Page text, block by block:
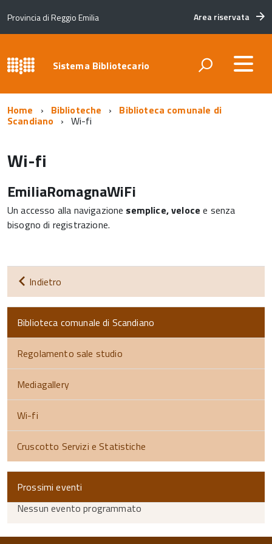
Provincia di Reggio Emilia Area riservata
Sistema Bibliotecario
Home Biblioteche Biblioteca comunale di
Scandiano Wi-fi
Wi-fi
EmiliaRomagnaWiFi
Un accesso alla navigazione semplice, veloce e senza
bisogno di registrazione.
Indietro
Biblioteca comunale di Scandiano
Regolamento sale studio
Mediagallery
Wi-fi
Cruscotto Servizi e Statistiche
Prossimi eventi
Nessun evento programmato
all'inizio